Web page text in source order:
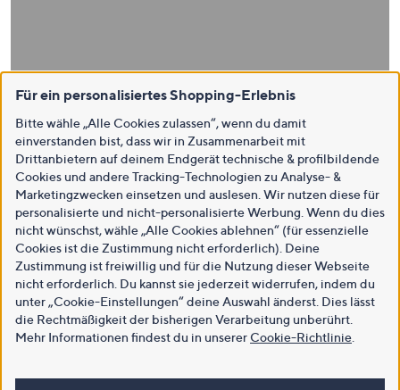
Für ein personalisiertes Shopping-Erlebnis
Bitte wähle „Alle Cookies zulassen“, wenn du damit
einverstanden bist, dass wir in Zusammenarbeit mit
Drittanbietern auf deinem Endgerät technische & profilbildende
Cookies und andere Tracking-Technologien zu Analyse- &
Marketingzwecken einsetzen und auslesen. Wir nutzen diese für
personalisierte und nicht-personalisierte Werbung. Wenn du dies
nicht wünschst, wähle „Alle Cookies ablehnen“ (für essenzielle
Cookies ist die Zustimmung nicht erforderlich). Deine
Zustimmung ist freiwillig und für die Nutzung dieser Webseite
nicht erforderlich. Du kannst sie jederzeit widerrufen, indem du
unter „Cookie-Einstellungen“ deine Auswahl änderst. Dies lässt
die Rechtmäßigkeit der bisherigen Verarbeitung unberührt.
Mehr Informationen findest du in unsererCookie-Richtlinie